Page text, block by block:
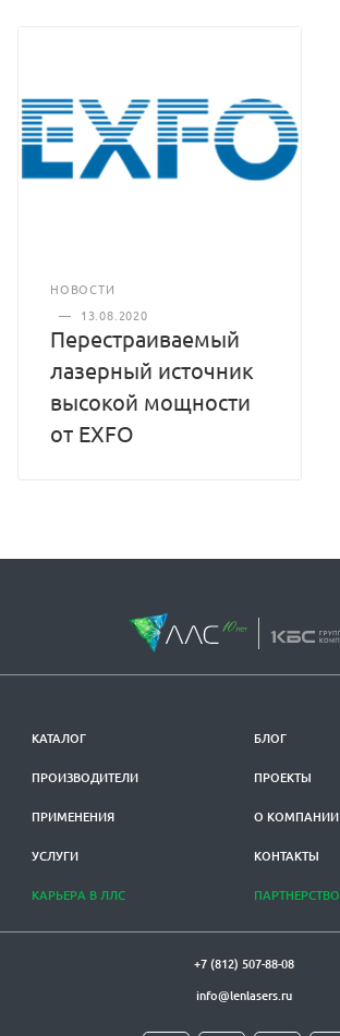
НОВОСТИ
—
13.08.2020
Перестраиваемый
лазерный источник
высокой мощности
от EXFO
КАТАЛОГ
ПРОИЗВОДИТЕЛИ
ПРИМЕНЕНИЯ
УСЛУГИ
КАРЬЕРА В ЛЛС
БЛОГ
ПРОЕКТЫ
О КОМПАНИИ
КОНТАКТЫ
ПАРТНЕРСТВО
+7 (812) 507-88-08
info@lenlasers.ru